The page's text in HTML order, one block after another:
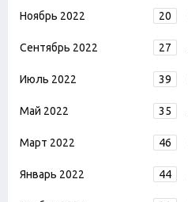
Ноябрь 2022 20
Сентябрь 2022 27
Июль 2022 39
Май 2022 35
Март 2022 46
Январь 2022 44